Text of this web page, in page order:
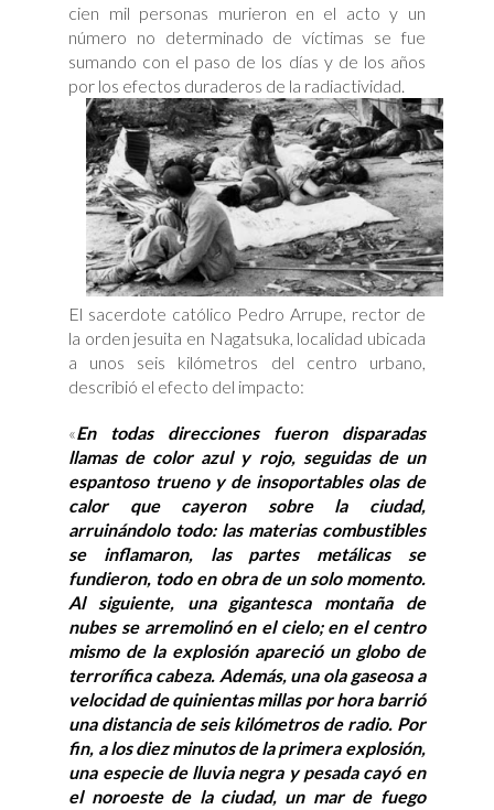
cien mil personas murieron en el acto y un
número no determinado de víctimas se fue
sumando con el paso de los días y de los años
por los efectos duraderos de la radiactividad.
El sacerdote católico Pedro Arrupe, rector de
la orden jesuita en Nagatsuka, localidad ubicada
a unos seis kilómetros del centro urbano,
describió el efecto del impacto:
«En todas direcciones fueron disparadas
llamas de color azul y rojo, seguidas de un
espantoso trueno y de insoportables olas de
calor que cayeron sobre la ciudad,
arruinándolo todo: las materias combustibles
se inflamaron, las partes metálicas se
fundieron, todo en obra de un solo momento.
Al siguiente, una gigantesca montaña de
nubes se arremolinó en el cielo; en el centro
mismo de la explosión apareció un globo de
terrorífica cabeza. Además, una ola gaseosa a
velocidad de quinientas millas por hora barrió
una distancia de seis kilómetros de radio. Por
fin, a los diez minutos de la primera explosión,
una especie de lluvia negra y pesada cayó en
el noroeste de la ciudad, un mar de fuego